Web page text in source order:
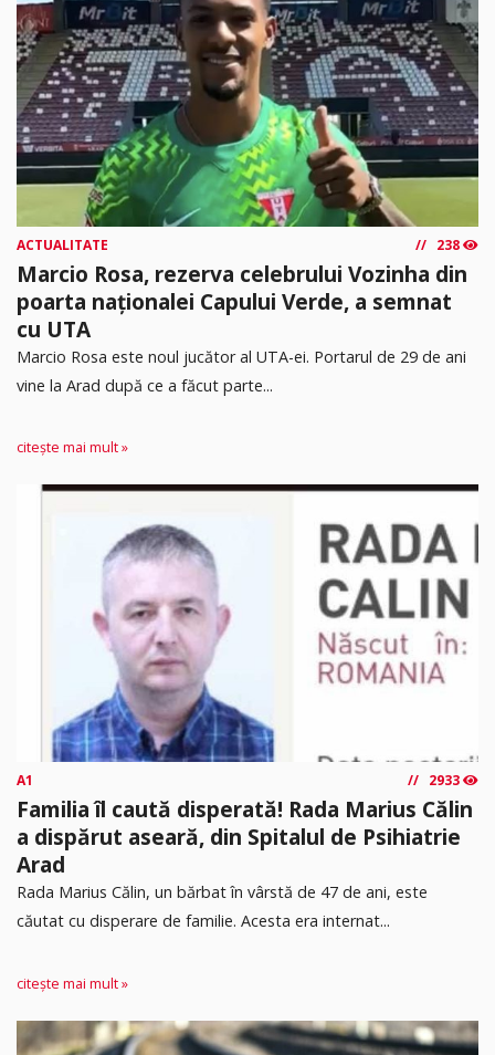
ACTUALITATE 238
Marcio Rosa, rezerva celebrului Vozinha din
poarta naționalei Capului Verde, a semnat
cu UTA
Marcio Rosa este noul jucător al UTA-ei. Portarul de 29 de ani
vine la Arad după ce a făcut parte...
citește mai mult »
A1 2933
Familia îl caută disperată! Rada Marius Călin
a dispărut aseară, din Spitalul de Psihiatrie
Arad
Rada Marius Călin, un bărbat în vârstă de 47 de ani, este
căutat cu disperare de familie. Acesta era internat...
citește mai mult »